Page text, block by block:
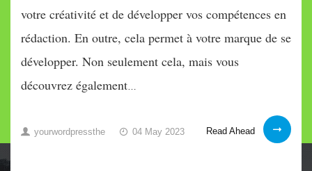
votre créativité et de développer vos compétences en
rédaction. En outre, cela permet à votre marque de se
développer. Non seulement cela, mais vous
découvrez également…
yourwordpressthe 04 May 2023 Read Ahead
Comment
choisir